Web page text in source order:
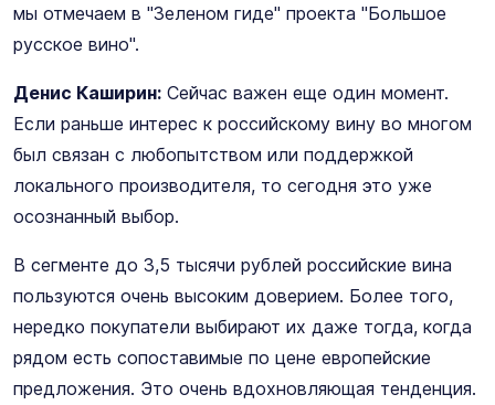
мы отмечаем в "Зеленом гиде" проекта "Большое
русское вино".
Денис Каширин: Сейчас важен еще один момент.
Если раньше интерес к российскому вину во многом
был связан с любопытством или поддержкой
локального производителя, то сегодня это уже
осознанный выбор.
В сегменте до 3,5 тысячи рублей российские вина
пользуются очень высоким доверием. Более того,
нередко покупатели выбирают их даже тогда, когда
рядом есть сопоставимые по цене европейские
предложения. Это очень вдохновляющая тенденция.